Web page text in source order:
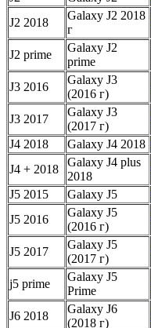
J2 2018
Galaxy J2 2018
г
J2 prime
Galaxy J2
prime
J3 2016
Galaxy J3
(2016 г)
J3 2017
Galaxy J3
(2017 г)
J4 2018
Galaxy J4 2018
J4 + 2018
Galaxy J4 plus
2018
J5 2015
Galaxy J5
J5 2016
Galaxy J5
(2016 г)
J5 2017
Galaxy J5
(2017 г)
j5 prime
Galaxy J5
Prime
J6 2018
Galaxy J6
(2018 г)